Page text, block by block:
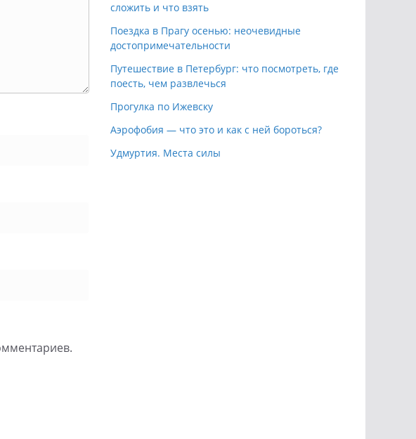
сложить и что взять
Поездка в Прагу осенью: неочевидные
достопримечательности
Путешествие в Петербург: что посмотреть, где
поесть, чем развлечься
Прогулка по Ижевску
Аэрофобия — что это и как с ней бороться?
Удмуртия. Места силы